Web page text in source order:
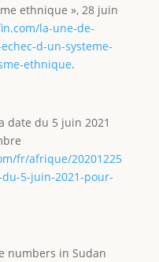
ethnique », 28 juin
la-une-de-
d-un-systeme-
ethnique.
date du 5 juin 2021
fr/afrique/20201225
5-juin-2021-pour-
numbers in Sudan